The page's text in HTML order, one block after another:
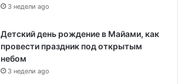
3 недели ago
Детский день рождение в Майами, как
провести праздник под открытым
небом
3 недели ago